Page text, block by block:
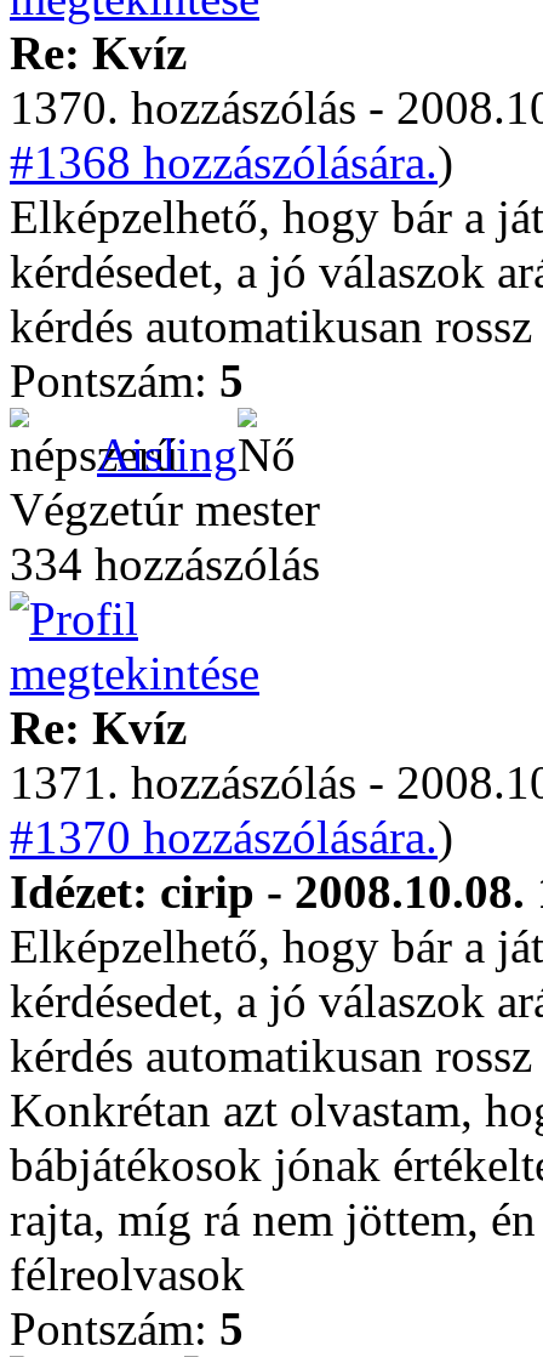
Re: Kvíz
1370. hozzászólás -
#1368 hozzászólására.)
Elképzelhető, hogy bár a
kérdésedet, a jó válaszok
kérdés automatikusan
Pontszám: 5
Aisling
Végzetúr mester
334 hozzászólás
Re: Kvíz
1371. hozzászólás -
#1370 hozzászólására.)
Idézet: cirip - 2008.10.08.
Elképzelhető, hogy bár a
kérdésedet, a jó válaszok
kérdés automatikusan
Konkrétan azt olvastam,
bábjátékosok jónak
rajta, míg rá nem jöttem,
félreolvasok
Pontszám: 5